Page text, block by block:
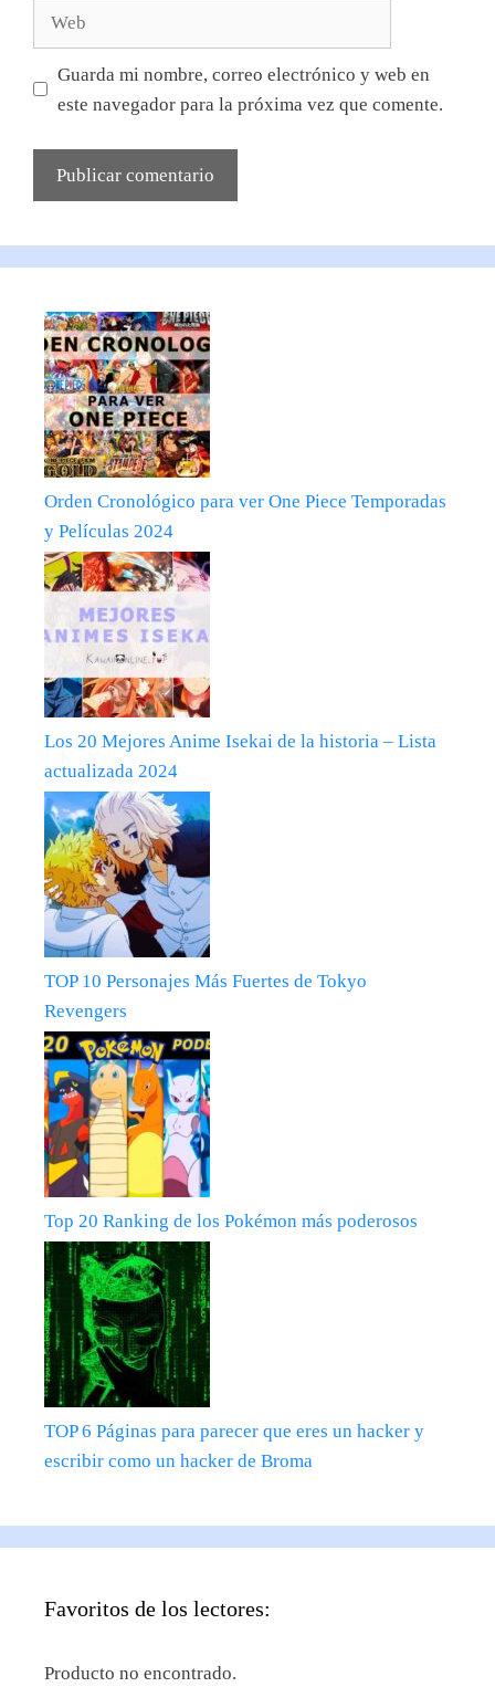
Guarda mi nombre, correo electrónico y web en
este navegador para la próxima vez que comente.
Orden Cronológico para ver One Piece Temporadas
y Películas 2024
Los 20 Mejores Anime Isekai de la historia – Lista
actualizada 2024
TOP 10 Personajes Más Fuertes de Tokyo
Revengers
Top 20 Ranking de los Pokémon más poderosos
TOP 6 Páginas para parecer que eres un hacker y
escribir como un hacker de Broma
Favoritos de los lectores:
Producto no encontrado.